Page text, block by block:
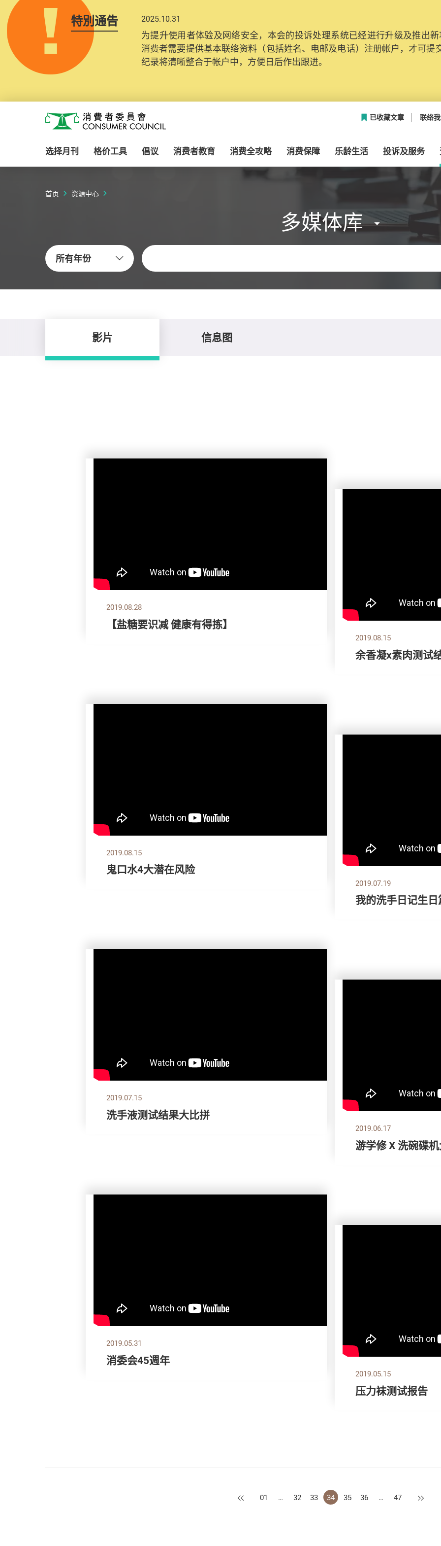
特別通告 2025.10.31
为提升使用者体验及网络安全，本会的投诉处理系统已经进行升级及推出
消费者需要提供基本联络资料（包括姓名、电邮及电话）注册帐户，才可提
纪录将清晰整合于帐户中，方便日后作出跟进。
消费者委员会
已收藏文章 联络
选择月刊 格价工具 倡议 消费者教育 消费全攻略 消费保障 乐龄生活 投诉及服务
首页 资源中心
多媒体库
所有年份
关键字
影片 信息图
2019.08.28
【盐糖要识减 健康有得拣】
2019.08.15
余香凝x素肉测试
2019.08.15
鬼口水4大潜在风险
2019.07.19
我的洗手日记生日
2019.07.15
洗手液测试结果大比拼
2019.06.17
游学修 X 洗碗碟
2019.05.31
消委会45週年
2019.05.15
压力袜测试报告
上一页
01 … 32 33 34 35 36 … 47 下一页